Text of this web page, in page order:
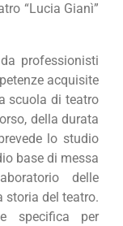
“Lucia Gianì”
professionisti
acquisite
scuola di teatro
della durata
lo studio
base di messa
delle
storia del teatro.
specifica per